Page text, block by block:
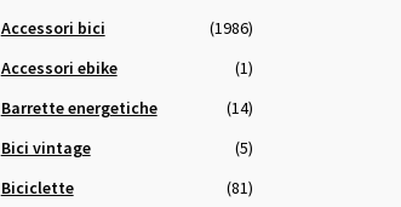
Accessori bici
(1986)
Accessori ebike
(1)
Barrette energetiche
(14)
Bici vintage
(5)
Biciclette
(81)